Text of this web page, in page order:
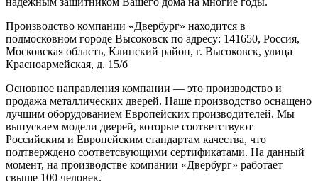
Производство компании «Двербург» находится в
подмосковном городе Высоковск по адресу: 141650, Россия,
Московская область, Клинский район, г. Высоковск, улица
Красноармейская, д. 15/б
Основное направления компании — это производство и
продажа металлических дверей. Наше производство оснащено
лучшим оборудованием Европейских производителей. Мы
выпускаем модели дверей, которые соответствуют
Российским и Европейским стандартам качества, что
подтверждено соответсвующими сертификатами. На данный
момент, на производстве компании «Двербург» работает
свыше 100 человек.